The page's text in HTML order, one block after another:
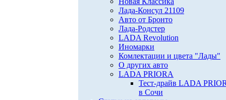
Лада-Консул 21109
Авто от Бронто
Лада-Родстер
LADA Revolution
Иномарки
Комлектации и цвета "Лады"
О других авто
LADA PRIORA
Тест-драйв LADA
в Сочи